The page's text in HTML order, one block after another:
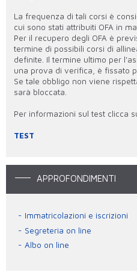
La frequenza di tali corsi è
cui sono stati attribuiti OFA in
Per il recupero degli OFA è
termine di possibili corsi di
definite. Il termine ultimo per
una prova di verifica, è fissato
Se tale obbligo non viene
sarà bloccata.
Per informazioni sul test clicca
TEST
APPROFONDIMENTI
Immatricolazioni e iscrizioni
Segreteria on line
Albo on line